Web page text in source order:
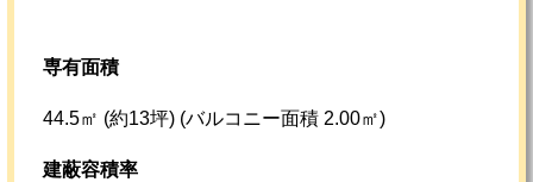
専有面積
44.5㎡ (約13坪) (バルコニー面積 2.00㎡)
建蔽容積率